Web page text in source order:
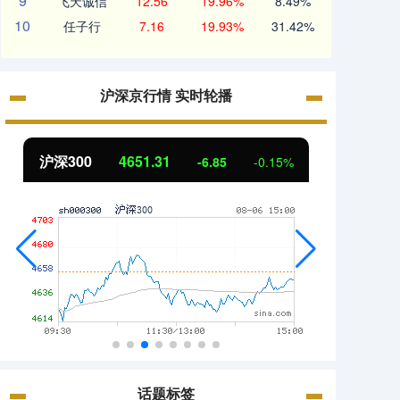
10 任子行 7.16 19.93% 31.42%
沪深京行情 实时轮播
北证50 1122.88 3.42 0.30%
话题标签